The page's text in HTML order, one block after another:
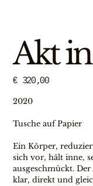
Akt
Preis
€ 320,00
2020
Tusche auf Papier
Ein Körper,
sich vor, hält inne,
ausgeschmückt.
klar, direkt und